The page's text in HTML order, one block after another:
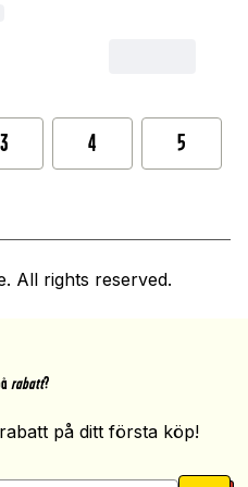
3 4 5
All rights reserved.
rabatt?
på ditt första köp!